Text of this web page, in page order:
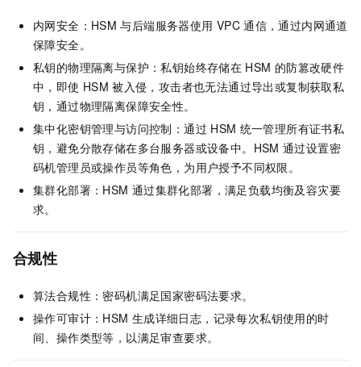
内网安全：HSM 与后端服务器使用 VPC 通信，通过内网通道
保障安全。
私钥的物理隔离与保护：私钥始终存储在 HSM 的防篡改硬件
中，即使 HSM 被入侵，攻击者也无法通过导出或复制获取私
钥，通过物理隔离保障安全性。
集中化密钥管理与访问控制：通过 HSM 统一管理所有证书私
钥，避免分散存储在多台服务器或设备中。HSM 通过设置密
码机管理员或操作员等角色，为用户授予不同权限。
集群化部署：HSM 通过集群化部署，满足负载均衡及容灾要
求。
合规性
算法合规性：密码机满足国家密码法要求。
操作可审计：HSM 生成详细日志，记录每次私钥使用的时
间、操作类型等，以满足审查要求。